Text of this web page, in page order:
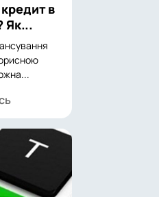
в
Як...